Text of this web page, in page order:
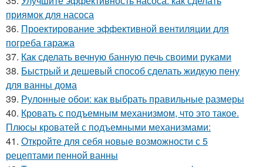
приямок для насоса
36. Проектирование эффективной вентиляции для
погреба гаража
37. Как сделать вечную банную печь своими руками
38. Быстрый и дешевый способ сделать жидкую пену
для ванны дома
39. Рулонные обои: как выбрать правильные размеры
40. Кровать с подъемным механизмом, что это такое.
Плюсы кроватей с подъемными механизмами:
41. Откройте для себя новые возможности с 5
рецептами пенной ванны